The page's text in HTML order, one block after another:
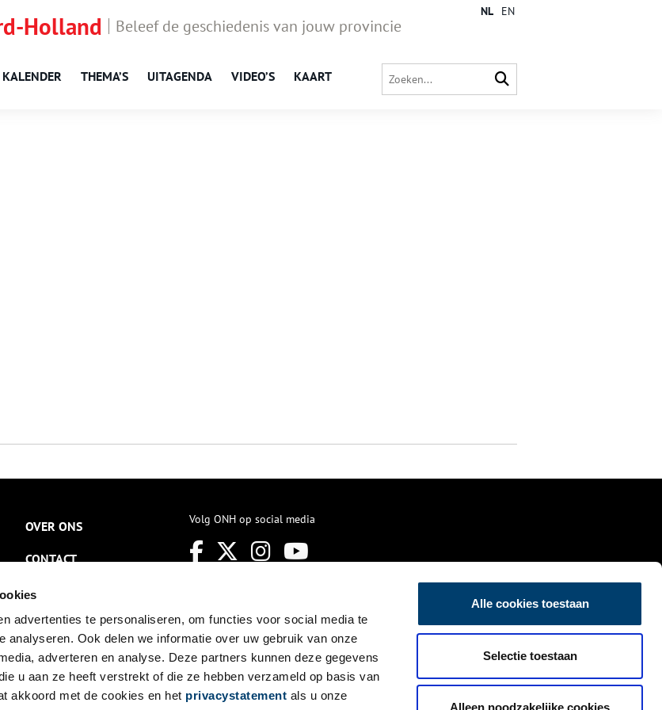
advertenties te personaliseren, om functies voor social media te
analyseren. Ook delen we informatie over uw gebruik van onze
adverteren en analyse. Deze partners kunnen deze gegevens
u aan ze heeft verstrekt of die ze hebben verzameld op basis van
akkoord met de cookies en het privacystatement als u onze
Alle cookies toestaan
Selectie toestaan
Alleen noodzakelijke cookies
Holland Beleef de geschiedenis van jouw provincie
KALENDER THEMA’S UITAGENDA VIDEO’S KAART
NL EN
OVER ONS
CONTACT
NIEUWSBRIEF
DISCLAIMER
PRIVACY
TOEGANKELIJKHEID
Volg ONH op social media